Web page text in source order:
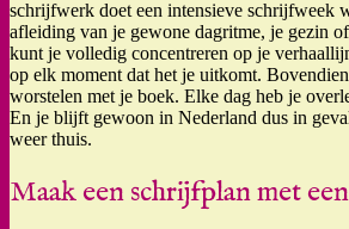
schrijfwerk doet een intensieve schrijfweek
afleiding van je gewone dagritme, je gezin
kunt je volledig concentreren op je
op elk moment dat het je uitkomt.
worstelen met je boek. Elke dag heb je
En je blijft gewoon in Nederland dus in
weer thuis.
Maak een schrijfplan met